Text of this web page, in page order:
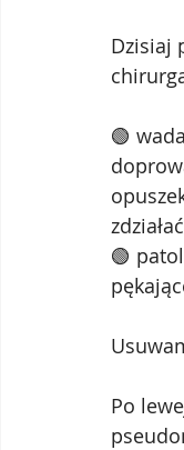
Dzisiaj
🟢
🟢
Po